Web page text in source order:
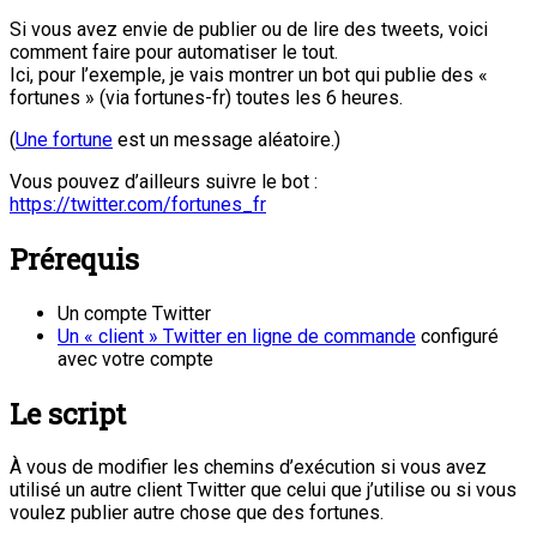
Si vous avez envie de publier ou de lire des tweets, voici
comment faire pour automatiser le tout.
Ici, pour l’exemple, je vais montrer un bot qui publie des «
fortunes » (via fortunes-fr) toutes les 6 heures.
(Une fortune est un message aléatoire.)
Vous pouvez d’ailleurs suivre le bot :
https://twitter.com/fortunes_fr
Prérequis
Un compte Twitter
Un « client » Twitter en ligne de commande configuré
avec votre compte
Le script
À vous de modifier les chemins d’exécution si vous avez
utilisé un autre client Twitter que celui que j’utilise ou si vous
voulez publier autre chose que des fortunes.